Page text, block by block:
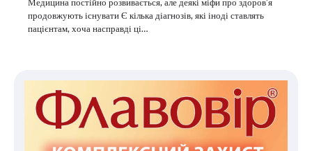
продовжують існувати Є кілька діагнозів, які іноді ставлять
пацієнтам, хоча насправді ці…